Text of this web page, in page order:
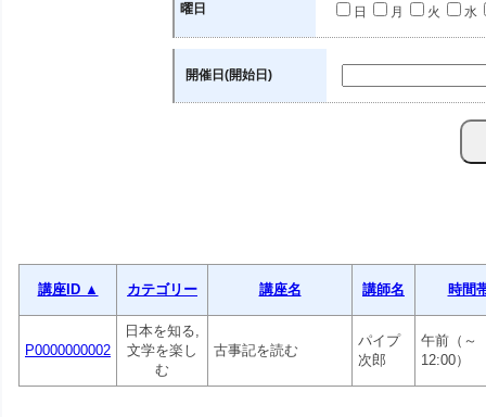
曜日 日 月 火 水
開催日(開始日)
講座ID ▲ カテゴリー 講座名 講師名 時間
P0000000002
日本を知る,
文学を楽し
む
古事記を読む
パイプ
次郎
午前（～
12:00）